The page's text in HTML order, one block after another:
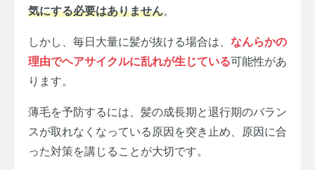
気にする必要はありません。
しかし、毎日大量に髪が抜ける場合は、 なんらかの
理由でヘアサイクルに乱れが生じている可能性があ
ります。
薄毛を予防するには、髪の成長期と退行期のバラン
スが取れなくなっている原因を突き止め、原因に合
った対策を講じることが大切です。